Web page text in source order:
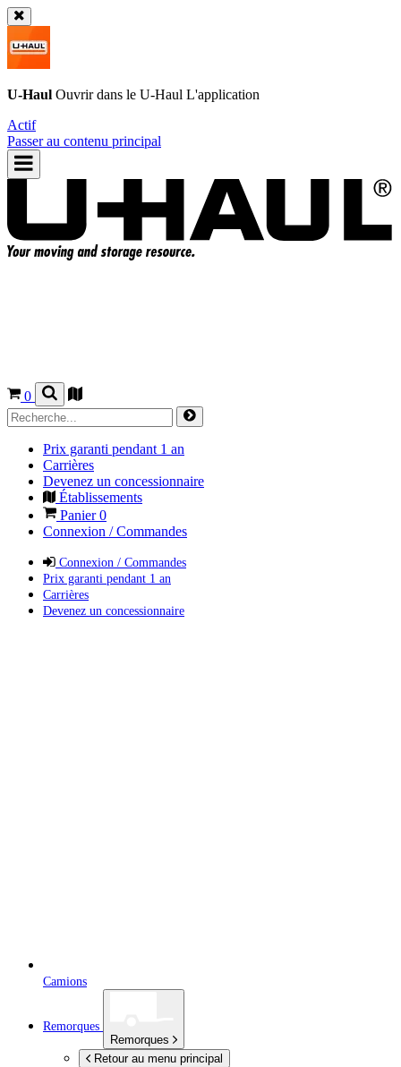
U-Haul Ouvrir dans le U-Haul L'application
Actif
Passer au contenu principal
0
Prix garanti pendant 1 an
Carrières
Devenez un concessionnaire
Établissements
Panier0
Connexion / Commandes
Connexion / Commandes
Prix garanti pendant 1 an
Carrières
Devenez un concessionnaire
Camions
Remorques
Remorques
Retour au menu principal